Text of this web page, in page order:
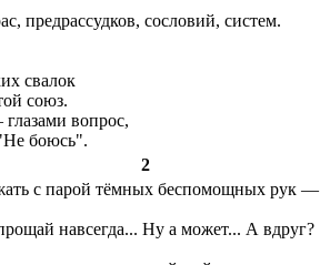
предрассудков, сословий, систем.
свалок
союз.
вопрос,
боюсь".
2
с парой тёмных беспомощных рук —
навсегда... Ну а может... А вдруг?